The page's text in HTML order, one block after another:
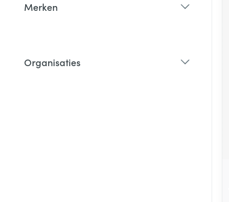
Merken
Organisaties